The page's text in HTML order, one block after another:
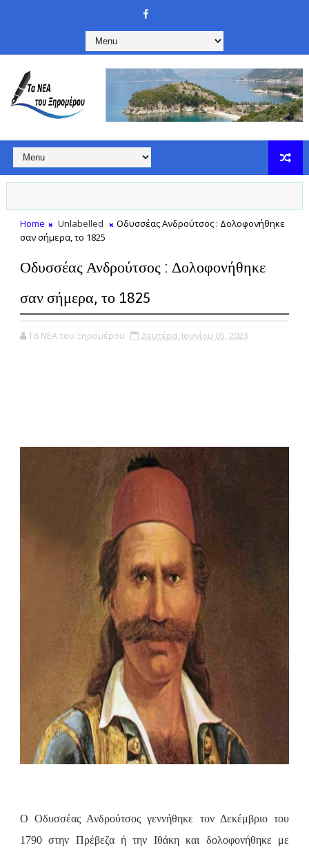
Home Unlabelled
Οδυσσέας Ανδρούτσος : Δολοφονήθηκε
σαν σήμερα, το 1825
Οδυσσέας Ανδρούτσος : Δολοφονήθηκε
σαν σήμερα, το 1825
Τα ΝΕΑ του Ξηρομέρου Δευτέρα, Ιουνίου 05, 2023
Ο Οδυσσέας Ανδρούτσος γεννήθηκε τον Δεκέμβριο του
1790 στην Πρέβεζα ή την Ιθάκη και δολοφονήθηκε με